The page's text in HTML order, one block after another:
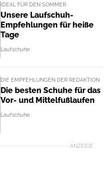
IDEAL FÜR DEN SOMMER
Unsere Laufschuh-
Empfehlungen für heiße
Tage
Laufschuhe
DIE EMPFEHLUNGEN DER REDAKTION
Die besten Schuhe für das
Vor- und Mittelfußlaufen
Laufschuhe
ANZEIGE